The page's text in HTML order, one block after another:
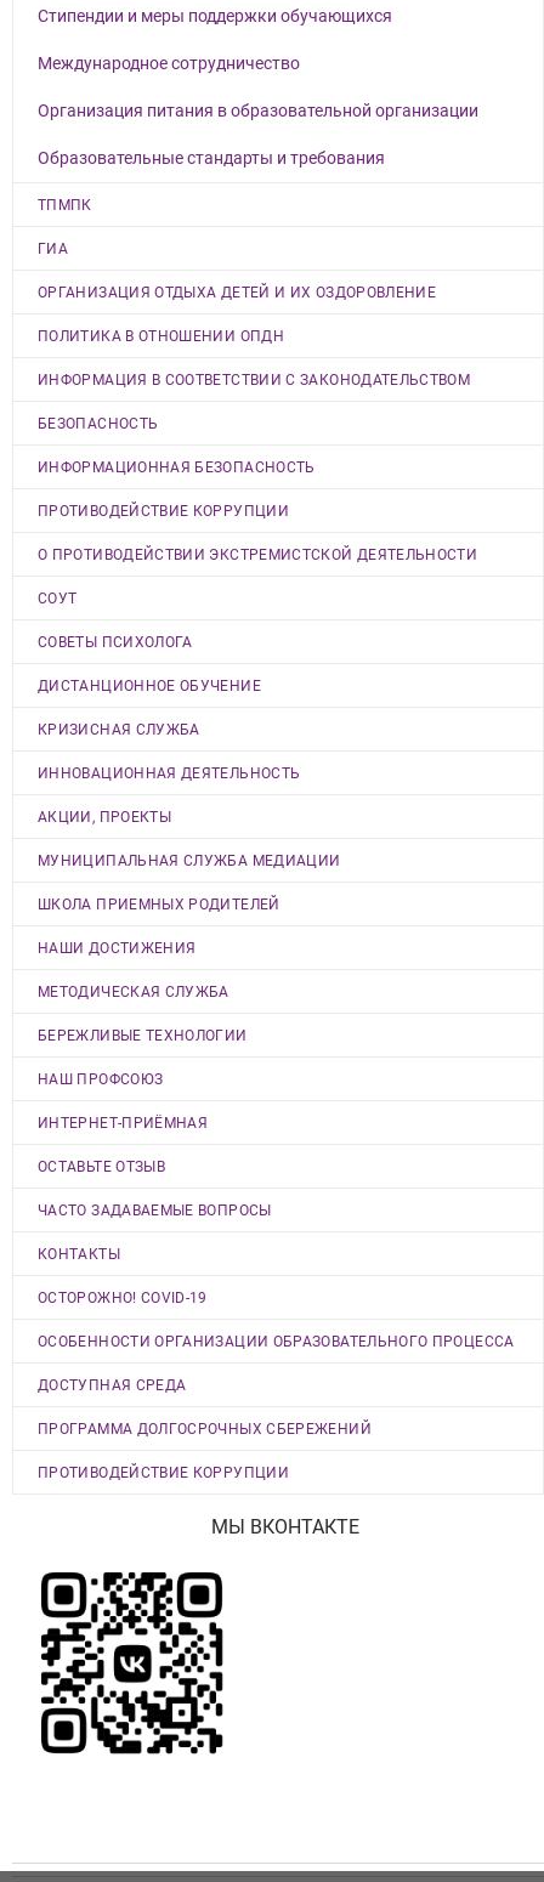
Стипендии и меры поддержки обучающихся
Международное сотрудничество
Организация питания в образовательной организации
Образовательные стандарты и требования
ТПМПК
ГИА
ОРГАНИЗАЦИЯ ОТДЫХА ДЕТЕЙ И ИХ ОЗДОРОВЛЕНИЕ
ПОЛИТИКА В ОТНОШЕНИИ ОПДН
ИНФОРМАЦИЯ В СООТВЕТСТВИИ С ЗАКОНОДАТЕЛЬСТВОМ
БЕЗОПАСНОСТЬ
ИНФОРМАЦИОННАЯ БЕЗОПАСНОСТЬ
ПРОТИВОДЕЙСТВИЕ КОРРУПЦИИ
О ПРОТИВОДЕЙСТВИИ ЭКСТРЕМИСТСКОЙ ДЕЯТЕЛЬНОСТИ
СОУТ
СОВЕТЫ ПСИХОЛОГА
ДИСТАНЦИОННОЕ ОБУЧЕНИЕ
КРИЗИСНАЯ СЛУЖБА
ИННОВАЦИОННАЯ ДЕЯТЕЛЬНОСТЬ
АКЦИИ, ПРОЕКТЫ
МУНИЦИПАЛЬНАЯ СЛУЖБА МЕДИАЦИИ
ШКОЛА ПРИЕМНЫХ РОДИТЕЛЕЙ
НАШИ ДОСТИЖЕНИЯ
МЕТОДИЧЕСКАЯ СЛУЖБА
БЕРЕЖЛИВЫЕ ТЕХНОЛОГИИ
НАШ ПРОФСОЮЗ
ИНТЕРНЕТ-ПРИЁМНАЯ
ОСТАВЬТЕ ОТЗЫВ
ЧАСТО ЗАДАВАЕМЫЕ ВОПРОСЫ
КОНТАКТЫ
ОСТОРОЖНО! COVID-19
ОСОБЕННОСТИ ОРГАНИЗАЦИИ ОБРАЗОВАТЕЛЬНОГО ПРОЦЕССА
ДОСТУПНАЯ СРЕДА
ПРОГРАММА ДОЛГОСРОЧНЫХ СБЕРЕЖЕНИЙ
ПРОТИВОДЕЙСТВИЕ КОРРУПЦИИ
МЫ ВКОНТАКТЕ